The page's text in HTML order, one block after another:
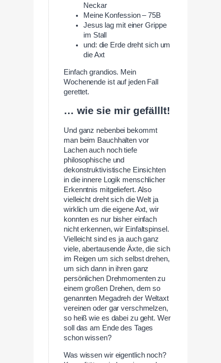
Neckar
Meine Konfession – 75B
Jesus lag mit einer Grippe
im Stall
und: die Erde dreht sich um
die Axt
Einfach grandios. Mein
Wochenende ist auf jeden Fall
gerettet.
… wie sie mir gefälllt!
Und ganz nebenbei bekommt
man beim Bauchhalten vor
Lachen auch noch tiefe
philosophische und
dekonstruktivistische Einsichten
in die innere Logik menschlicher
Erkenntnis mitgeliefert. Also
vielleicht dreht sich die Welt ja
wirklich um die eigene Axt, wir
konnten es nur bisher einfach
nicht erkennen, wir Einfaltspinsel.
Vielleicht sind es ja auch ganz
viele, abertausende Äxte, die sich
im Reigen um sich selbst drehen,
um sich dann in ihren ganz
persönlichen Drehmomenten zu
einem großen Drehen, dem so
genannten Megadreh der Weltaxt
vereinen oder gar verschmelzen,
so heiß wie es dabei zu geht. Wer
soll das am Ende des Tages
schon wissen?
Was wissen wir eigentlich noch?